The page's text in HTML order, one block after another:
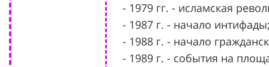
- 1979 гг. - исламская
- 1987 г. - начало
- 1988 г. - начало
- 1989 г. - события на